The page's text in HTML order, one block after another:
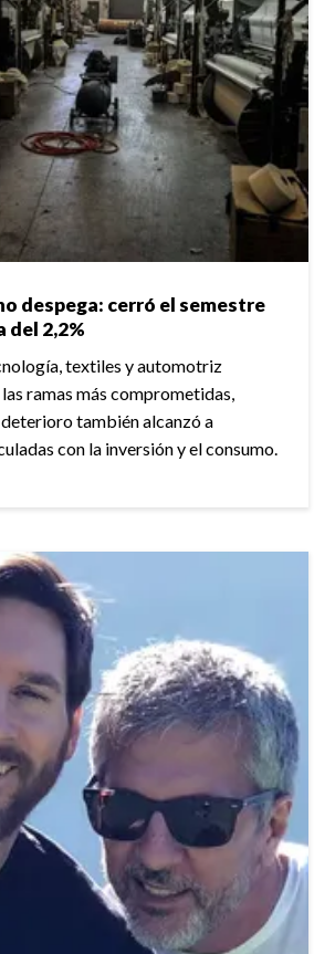
despega: cerró el semestre
del 2,2%
textiles y automotriz
ramas más comprometidas,
también alcanzó a
con la inversión y el consumo.